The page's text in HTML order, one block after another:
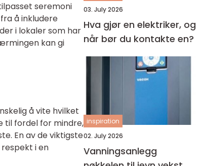
seremoni
å inkludere
i lokaler som har
kan gi
å vite hvilket
til fordel for mindre,
En av de viktigste
i en
03. July 2026
Hva gjør en elektriker, og
når bør du kontakte en?
inspiration
02. July 2026
Vanningsanlegg